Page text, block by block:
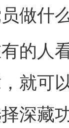
做什
人看
就可
深藏